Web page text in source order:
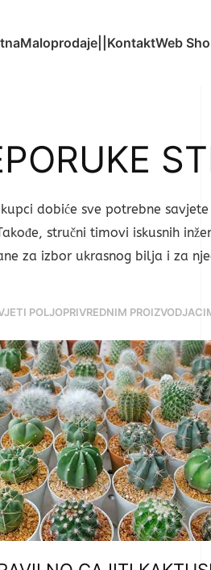
Maloprodaje||KontaktWeb
dobiće sve potrebne
stručni timovi iskusnih
za izbor ukrasnog bilja i za
POLJOPRIVREDNIM